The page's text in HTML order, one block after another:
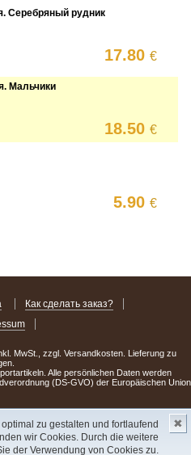
zu gestalten und fortlaufend
wir Cookies. Durch die weitere
der Verwendung von Cookies zu.
✖
Серебряный рудник
17.80€
Мальчики
18.50€
5.90€
Как сделать заказ?
MwSt., zzgl. Versandkosten. Lieferung zu
Alle persönlichen Daten werden
(DS-GVO) der Europäischen Union
или два Вы можете стать обладателем